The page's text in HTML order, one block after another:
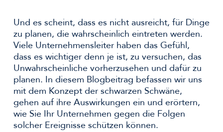
Und es scheint, dass es nicht ausreicht, für Dinge
zu planen, die wahrscheinlich eintreten werden.
Viele Unternehmensleiter haben das Gefühl,
dass es wichtiger denn je ist, zu versuchen, das
Unwahrscheinliche vorherzusehen und dafür zu
planen. In diesem Blogbeitrag befassen wir uns
mit dem Konzept der schwarzen Schwäne,
gehen auf ihre Auswirkungen ein und erörtern,
wie Sie Ihr Unternehmen gegen die Folgen
solcher Ereignisse schützen können.